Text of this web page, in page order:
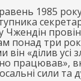
1985
Чжендін
понад три
«ділив усі
працював»,
сили та